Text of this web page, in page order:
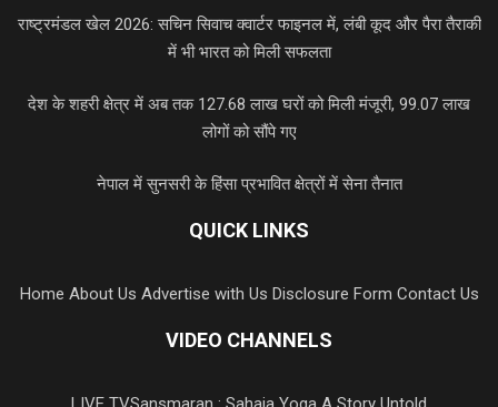
राष्ट्रमंडल खेल 2026: सचिन सिवाच क्वार्टर फाइनल में, लंबी कूद और पैरा तैराकी
में भी भारत को मिली सफलता
देश के शहरी क्षेत्र में अब तक 127.68 लाख घरों को मिली मंजूरी, 99.07 लाख
लोगों को सौंपे गए
नेपाल में सुनसरी के हिंसा प्रभावित क्षेत्रों में सेना तैनात
QUICK LINKS
Home About Us Advertise with Us Disclosure Form Contact Us
VIDEO CHANNELS